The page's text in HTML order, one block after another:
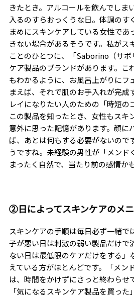
きたとき。アルコールを飲んでしま
入るのすらおっくうな日。体調のす
まめにスキンケアしている女性であ
きない場合があるそうです。私がス
ことのひとつに、「Saborino（サ
ケア製品のブランドがあります。こ
もわかるように、お風呂上がりにフ
まえば、それで肌のお手入れが完成
レイになりたい人のための「時短の
この製品を知ったとき、女性もスキ
意外に思った記憶があります。顔に
ば、あとは何もする必要がないので
うですね。未経験の男性が「メンド
まったく自然で、当たり前の感情か
②日によってスキンケアのメ
スキンケアの手順は毎日必ず一緒で
子が悪い日は刺激の弱い製品だけで
ない日は最低限のケアだけをする」
えている方がほとんどです。「メン
は、時間をかけずにさっと終わらせ
「気になるスキンケア製品を買っ